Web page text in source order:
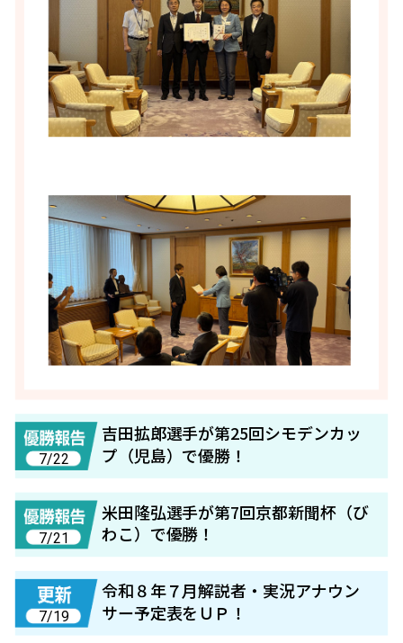
7/22
吉田拡郎選手が第25回シモデンカッ
プ（児島）で優勝！
7/21
米田隆弘選手が第7回京都新聞杯（び
わこ）で優勝！
7/19
令和８年７月解説者・実況アナウン
サー予定表をＵＰ！